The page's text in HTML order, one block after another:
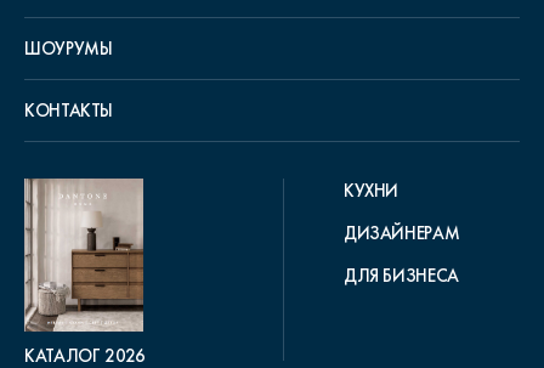
ШОУРУМЫ
КОНТАКТЫ
КАТАЛОГ 2026
КУХНИ
ДИЗАЙНЕРАМ
ДЛЯ БИЗНЕСА